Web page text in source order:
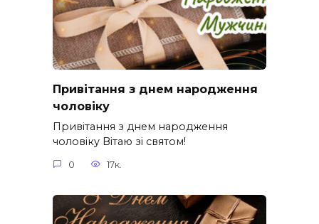
Привітання з днем народження
чоловіку
Привітання з днем народження
чоловіку Вітаю зі святом!
0 17к.